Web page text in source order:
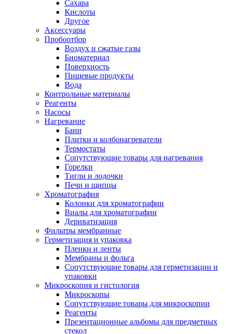
Сахара
Кислоты
Другое
Аксессуары
Пробоотбор
Воздух и сжатые газы
Биоматериал
Поверхность
Пищевые продукты
Вода
Контрольные материалы
Реагенты
Насосы
Нагревание
Бани
Плитки и колбонагреватели
Термостаты
Сопутствующие товары для нагревания
Горелки
Тигли и лодочки
Печи и щипцы
Хроматография
Колонки для хроматографии
Виалы для хроматографии
Дериватизация
Фильтры мембранные
Герметизация и упаковка
Пленки и ленты
Мембраны и фольга
Сопутствующие товары для герметизации и
упаковки
Микроскопия и гистология
Микроскопы
Сопутствующие товары для микроскопии
Реагенты
Презентационные альбомы для предметных
стекол